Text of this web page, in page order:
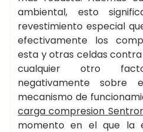
ambiental, esto
revestimiento especial
efectivamente los
esta y otras celdas
cualquier otro
negativamente sobre
mecanismo de
carga compresion
momento en el que la